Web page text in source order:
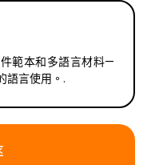
範本和多語言材料—
語言使用。.